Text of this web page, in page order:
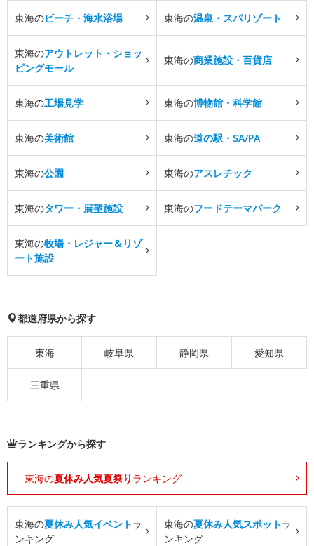
東海のビーチ・海水浴場 東海の温泉・スパリゾート
東海のアウトレット・ショッ
ピングモール
東海の商業施設・百貨店
東海の工場見学 東海の博物館・科学館
東海の美術館 東海の道の駅・SA/PA
東海の公園 東海のアスレチック
東海のタワー・展望施設 東海のフードテーマパーク
東海の牧場・レジャー＆リゾ
ート施設
都道府県から探す
東海 岐阜県 静岡県 愛知県
三重県
ランキングから探す
東海の夏休み人気夏祭り ランキング
東海の夏休み人気イベントラ
ンキング
東海の夏休み人気スポットラ
ンキング